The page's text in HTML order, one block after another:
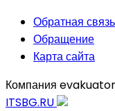
Обратная связь
Обращение
Карта сайта
Компания
ITSBG.RU